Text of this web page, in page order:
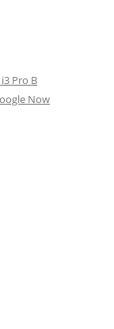
Pro B
Now